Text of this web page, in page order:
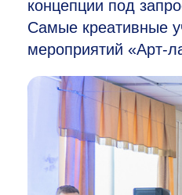
концепции под
Самые креативные
мероприятий